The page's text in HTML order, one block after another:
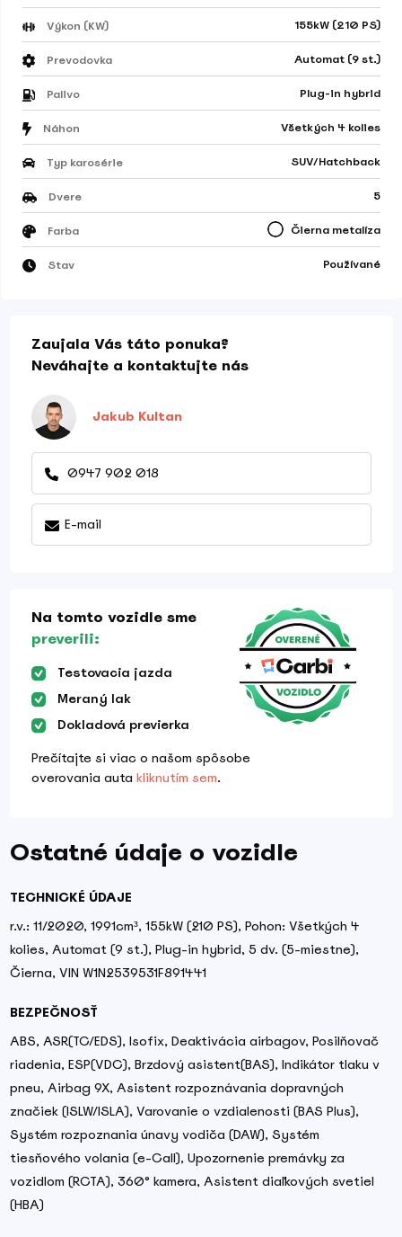
Výkon (KW) 155kW (210 PS)
Prevodovka Automat (9 st.)
Palivo Plug-in hybrid
Náhon Všetkých 4 kolies
Typ karosérie SUV/Hatchback
Dvere 5
Farba Čierna metalíza
Stav Používané
Zaujala Vás táto ponuka?
Neváhajte a kontaktujte nás
Jakub Kultan
0947 902 018
E-mail
Na tomto vozidle sme
preverili:
Testovacia jazda
Meraný lak
Dokladová previerka
Prečítajte si viac o našom spôsobe
overovania auta kliknutím sem.
Ostatné údaje o vozidle
TECHNICKÉ ÚDAJE
r.v.: 11/2020, 1991cm³, 155kW (210 PS), Pohon: Všetkých 4
kolies, Automat (9 st.), Plug-in hybrid, 5 dv. (5-miestne),
Čierna, VIN W1N2539531F891441
BEZPEČNOSŤ
ABS, ASR(TC/EDS), Isofix, Deaktivácia airbagov, Posilňovač
riadenia, ESP(VDC), Brzdový asistent(BAS), Indikátor tlaku v
pneu, Airbag 9X, Asistent rozpoznávania dopravných
značiek (ISLW/ISLA), Varovanie o vzdialenosti (BAS Plus),
Systém rozpoznania únavy vodiča (DAW), Systém
tiesňového volania (e-Call), Upozornenie premávky za
vozidlom (RCTA), 360° kamera, Asistent diaľkových svetiel
(HBA)